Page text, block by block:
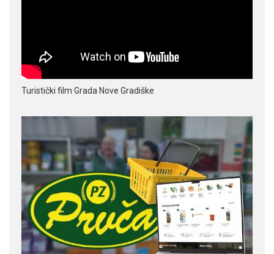
Turistički film Grada Nove Gradiške